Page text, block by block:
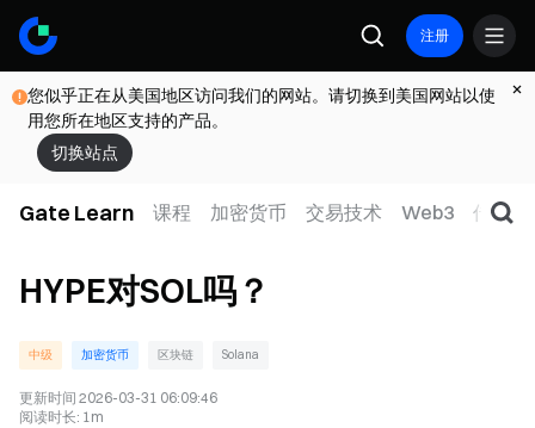
注册
您似乎正在从美国地区访问我们的网站。请切换到美国网站以使
用您所在地区支持的产品。
切换站点
Gate Learn 课程 加密货币 交易技术 Web3 传统金
HYPE对SOL吗？
中级 加密货币 区块链 Solana
更新时间 2026-03-31 06:09:46
阅读时长: 1m